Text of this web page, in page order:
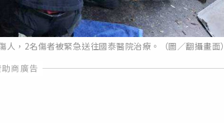
，2名傷者被緊急送往國泰醫院治療。（圖／翻攝畫面）